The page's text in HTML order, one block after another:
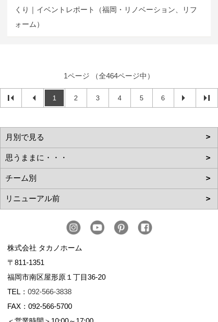
くり｜イベントレポート（福岡・リノベーション、リフ
ォーム）
1ページ （全464ページ中）
1 2 3 4 5 6
株式会社 タカノホーム
〒811-1351
福岡市南区屋形原１丁目36-20
TEL： 092-566-3838
FAX：092-566-5700